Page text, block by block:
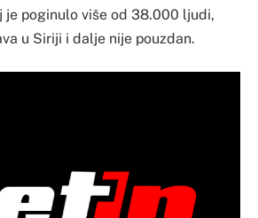
je poginulo više od 38.000 ljudi,
u Siriji i dalje nije pouzdan.